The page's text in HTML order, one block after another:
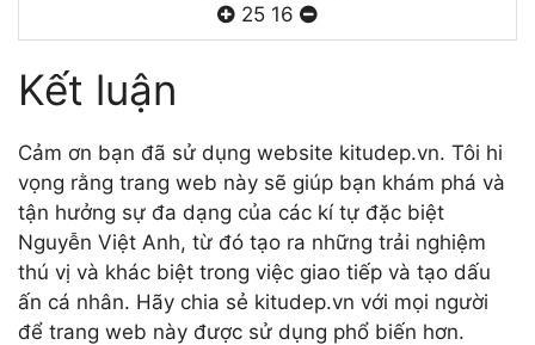
25 16
Kết luận
Cảm ơn bạn đã sử dụng website kitudep.vn. Tôi hi
vọng rằng trang web này sẽ giúp bạn khám phá và
tận hưởng sự đa dạng của các kí tự đặc biệt
Nguyễn Việt Anh, từ đó tạo ra những trải nghiệm
thú vị và khác biệt trong việc giao tiếp và tạo dấu
ấn cá nhân. Hãy chia sẻ kitudep.vn với mọi người
để trang web này được sử dụng phổ biến hơn.